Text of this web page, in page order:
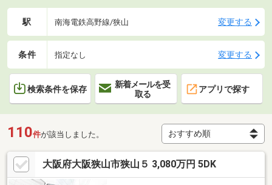
駅 南海電鉄高野線/狭山 変更する
条件 指定なし 変更する
検索条件を保存
新着メールを受
取る
アプリで探す
110件が該当しました。
大阪府大阪狭山市狭山５ 3,080万円 5DK